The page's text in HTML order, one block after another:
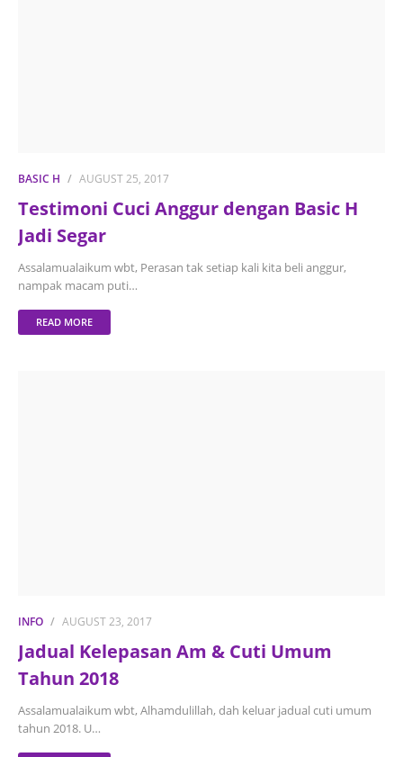
BASIC H AUGUST 25, 2017
Testimoni Cuci Anggur dengan Basic H
Jadi Segar
Assalamualaikum wbt, Perasan tak setiap kali kita beli anggur,
nampak macam puti…
READ MORE
INFO AUGUST 23, 2017
Jadual Kelepasan Am & Cuti Umum
Tahun 2018
Assalamualaikum wbt, Alhamdulillah, dah keluar jadual cuti umum
tahun 2018. U…